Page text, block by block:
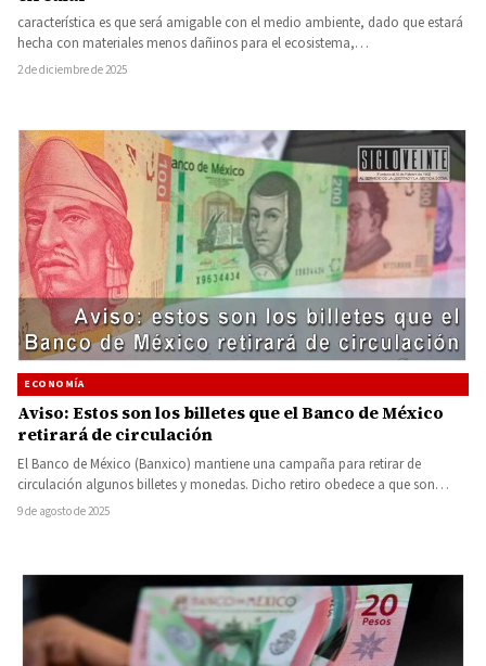
característica es que será amigable con el medio ambiente, dado que estará
hecha con materiales menos dañinos para el ecosistema,…
2 de diciembre de 2025
ECONOMÍA
Aviso: Estos son los billetes que el Banco de México
retirará de circulación
El Banco de México (Banxico) mantiene una campaña para retirar de
circulación algunos billetes y monedas. Dicho retiro obedece a que son
viejos, si bien conservan su…
9 de agosto de 2025